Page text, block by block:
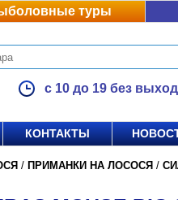
туры
с 10 до 19 без
КОНТАКТЫ
/ ПРИМАНКИ НА ЛОСОСЯ /